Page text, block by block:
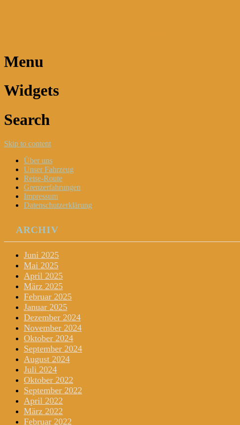
Menu
Widgets
Search
Skip to content
Über uns
Unser Fahrzeug
Reise-Route
Grenzerfahrungen
Impressum
Datenschutzerklärung
ARCHIV
Juni 2025
Mai 2025
April 2025
März 2025
Februar 2025
Januar 2025
Dezember 2024
November 2024
Oktober 2024
September 2024
August 2024
Juli 2024
Oktober 2022
September 2022
April 2022
März 2022
Februar 2022